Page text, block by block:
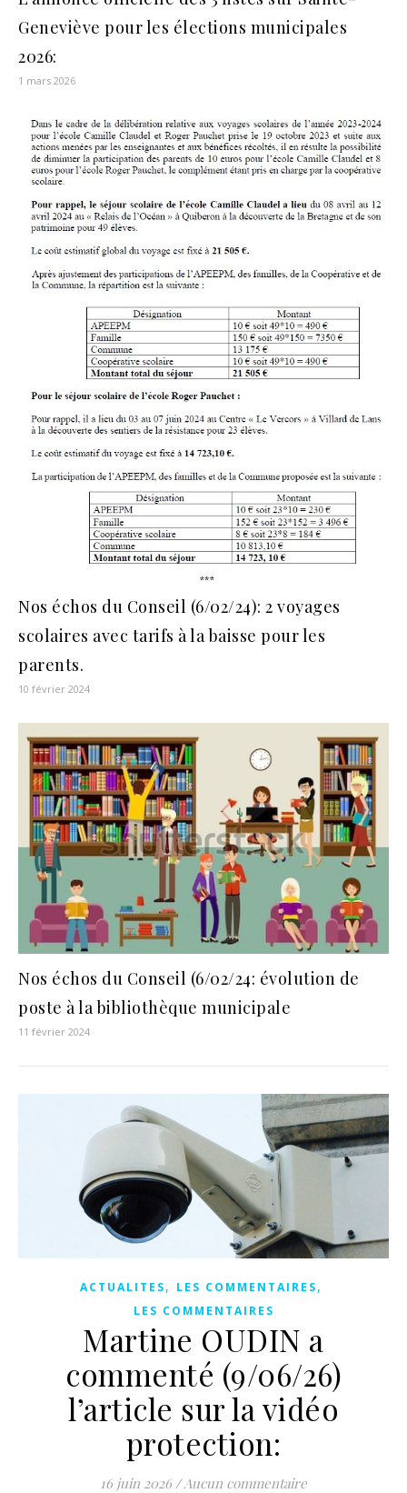
Geneviève pour les élections municipales
2026:
1 mars 2026
Nos échos du Conseil (6/02/24): 2 voyages
scolaires avec tarifs à la baisse pour les
parents.
10 février 2024
Nos échos du Conseil (6/02/24: évolution de
poste à la bibliothèque municipale
11 février 2024
ACTUALITES, LES COMMENTAIRES,
LES COMMENTAIRES
Martine OUDIN a
commenté (9/06/26)
l’article sur la vidéo
protection:
16 juin 2026 / Aucun commentaire